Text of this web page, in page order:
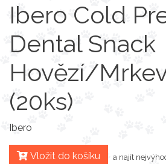
Ibero Cold
Dental Snack
Hovězí/
(20ks)
Ibero
Vložit do košíku a najít